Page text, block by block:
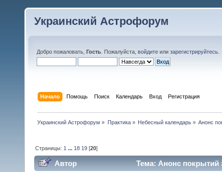
Украинский Астрофорум
Добро пожаловать, Гость . Пожалуйста, войдите или зарегистрируйтесь
Начало Помощь Поиск Календарь Вход Регистрация
Украинский Астрофорум » Практика» Небесный календарь» Анонс
Страницы: 1 ... 18 19 [20]
Автор Тема: Анонс покрытий